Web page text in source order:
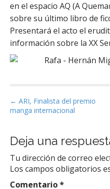
en el espacio AQ (A
sobre su último libro de
Presentará el acto el
información sobre la XX
P
o
t
n
a
v
← ARI, Finalista del premio
manga internacional
Deja una
Tu dirección de correo
Los campos obligatorios
Comentario*